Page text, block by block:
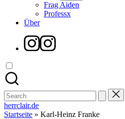
Frag Aiden
Professx
Über
Instagram
Search
for:
herrclair.de
Startseite » Karl-Heinz Franke